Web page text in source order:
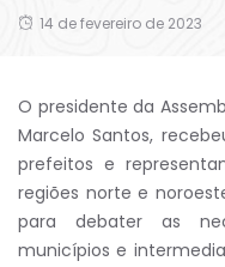
14 de fevereiro de 2023
O presidente da
Marcelo Santos,
prefeitos e
regiões norte e
para debater as
municípios e